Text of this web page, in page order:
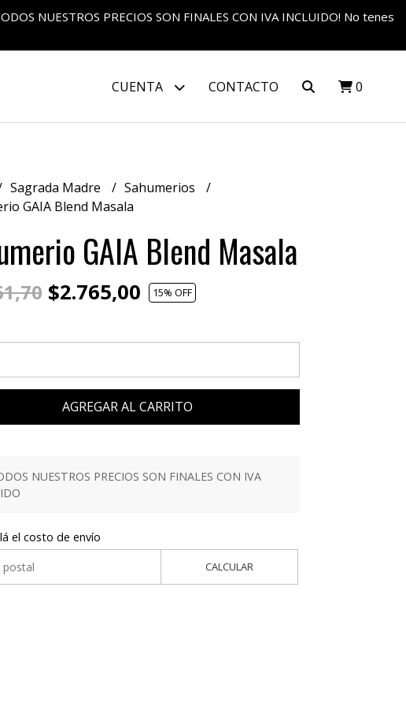
NUESTROS PRECIOS SON FINALES CON IVA INCLUIDO! No tenes
CUENTA CONTACTO 0
Sagrada Madre
Sahumerios
GAIA Blend Masala
GAIA Blend Masala
$2.765,00 15% OFF
AGREGAR AL CARRITO
NUESTROS PRECIOS SON FINALES CON IVA
el costo de envío
CALCULAR